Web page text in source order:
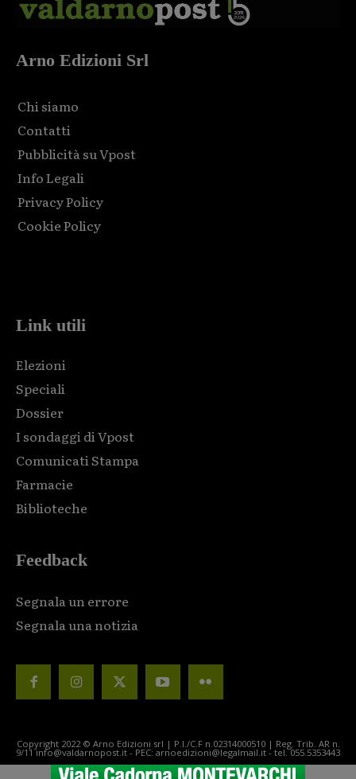
Arno Edizioni Srl
Chi siamo
Contatti
Pubblicità su Vpost
Info Legali
Privacy Policy
Cookie Policy
Link utili
Elezioni
Speciali
Dossier
I sondaggi di Vpost
Comunicati Stampa
Farmacie
Biblioteche
Feedback
Segnala un errore
Segnala una notizia
Copyright 2022 © Arno Edizioni srl | P.I./C.F n.02314000510 | Reg. Trib. AR n.
9/11 info@valdarnopost.it - PEC: arnoedizioni@legalmail.it - tel. 055.5353443